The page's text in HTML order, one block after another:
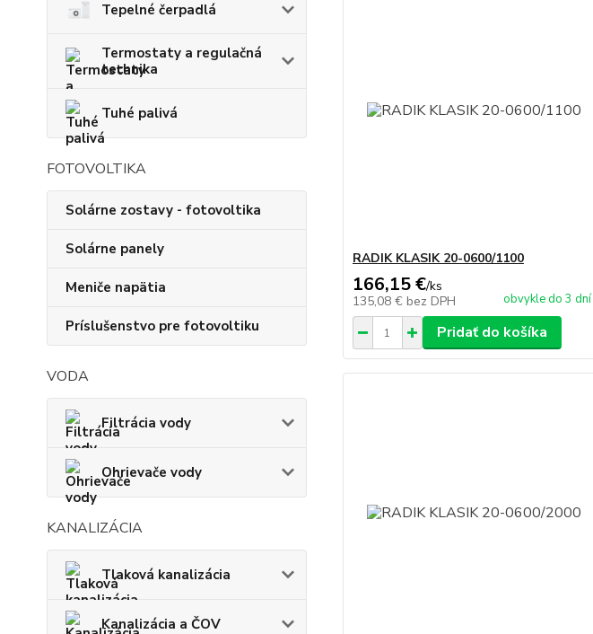
Tepelné čerpadlá
Termostaty a regulačná
technika
Tuhé palivá
FOTOVOLTIKA
Solárne zostavy - fotovoltika
Solárne panely
Meniče napätia
Príslušenstvo pre fotovoltiku
VODA
Filtrácia vody
Ohrievače vody
KANALIZÁCIA
Tlaková kanalizácia
Kanalizácia a ČOV
RADIK KLASIK 20-0600/1100
166,15 €/ks
135,08 € bez DPH obvykle do 3 dní
Pridať do košíka